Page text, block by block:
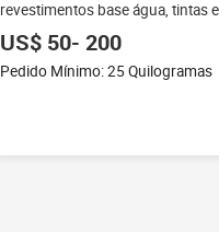
revestimentos base água, tintas e
agente de limpeza
US$ 50- 200
Pedido Mínimo: 25 Quilogramas